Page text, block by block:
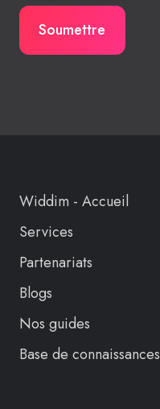
Widdim - Accueil
Services
Partenariats
Blogs
Nos guides
Base de connaissances